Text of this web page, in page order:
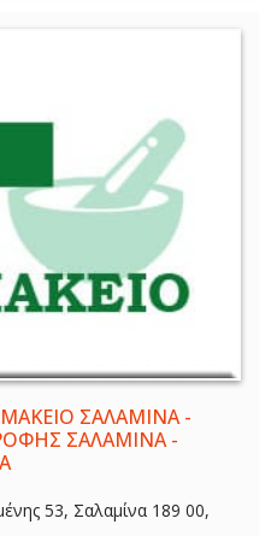
ΣΑΛΑΜΙΝΑ -
ΣΑΛΑΜΙΝΑ -
53, Σαλαμίνα 189 00,